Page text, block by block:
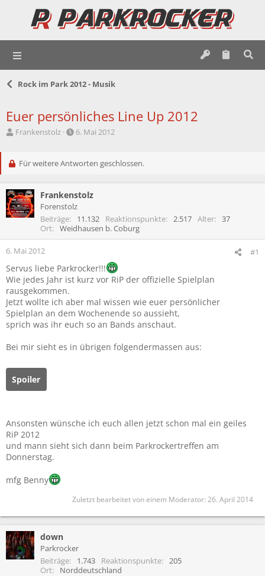
Rock im Park 2012 - Musik
Euer persönliches Line Up 2012
E
t
l
e
r
Frankenstolz
E
t
l
t
a
m
6. Mai 2012
Für weitere Antworten geschlossen.
Frankenstolz
Forenstolz
Beiträge
11.132 Reaktionspunkte 2.517 Alter
37
Ort
Weidhausen b. Coburg
6. Mai 2012 #1
Servus liebe Parkrocker!!!
Wie jedes Jahr ist kurz vor RiP der offizielle Spielplan
rausgekommen.
Jetzt wollte ich aber mal wissen wie euer persönlicher
Spielplan an dem Wochenende so aussieht,
sprich was ihr euch so an Bands anschaut.
Bei mir sieht es in übrigen folgendermassen aus:
Spoiler
Ansonsten wünsche ich euch allen jetzt schon mal ein geiles
RiP 2012
und mann sieht sich dann beim Parkrockertreffen am
Donnerstag.
mfg Benny
Zuletzt bearbeitet von einem Moderator: 26. April 2014
down
Parkrocker
Beiträge
1.743 Reaktionspunkte
205
Ort
Norddeutschland